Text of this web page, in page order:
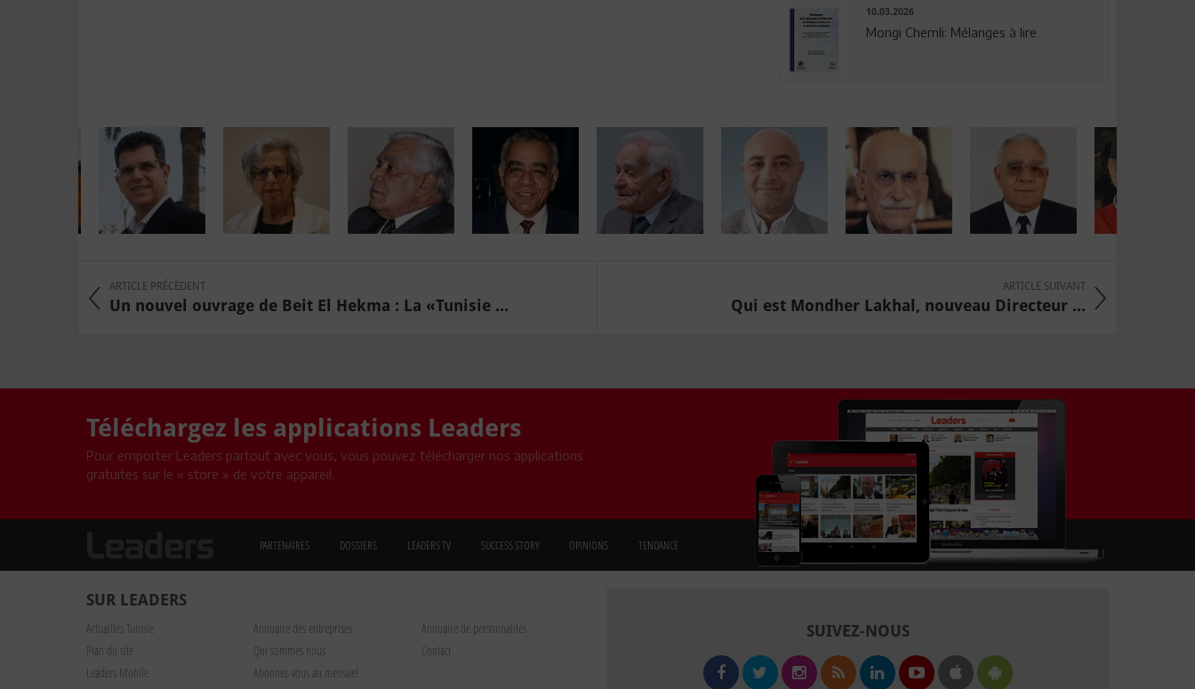
10.03.2026
Mongi Chemli: Mélanges à lire
ARTICLE PRÉCÉDENT
Un nouvel ouvrage de Beit El Hekma : La «Tunisie ...
ARTICLE SUIVANT
Qui est Mondher Lakhal, nouveau Directeur ...
Téléchargez les applications Leaders
Pour emporter Leaders partout avec vous, vous pouvez télécharger nos applications
gratuites sur le « store » de votre appareil.
PARTENAIRES DOSSIERS LEADERS TV SUCCESS STORY OPINIONS TENDANCE
SUR LEADERS
Actualités Tunisie Annuaire des entreprises
Annuaire de personnalités
Plan du site
Qui sommes nous
Contact
Leaders Mobile
Abonnez-vous au mensuel
SUIVEZ-NOUS